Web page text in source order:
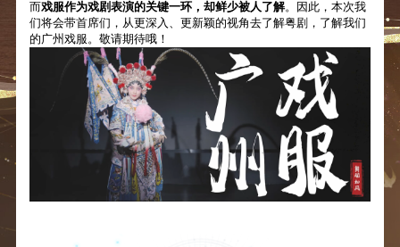
而戏服作为戏剧表演的关键一环，却鲜少被人了解。因此，本次我
们将会带首席们，从更深入、更新颖的视角去了解粤剧，了解我们
的广州戏服。敬请期待哦！